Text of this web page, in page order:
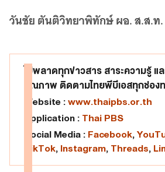
วันชัย ตันติวิทยาพิทักษ์ ผอ. ส.ส.ท.
ไม่พลาดทุกข่าวสาร สาระความรู้ แ
คุณภาพ ติดตามไทยพีบีเอสทุกช่อง
Website : www.thaipbs.or.th
Application : Thai PBS
Social Media : Facebook,
TikTok, Instagram, Threads,